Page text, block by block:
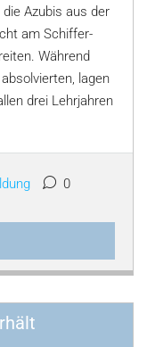
Azubis aus der
am Schiffer-
Während
lagen
drei Lehrjahren
0